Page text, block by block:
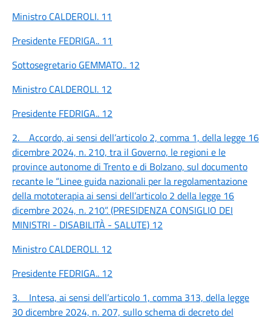
Ministro CALDEROLI. 11
Presidente FEDRIGA.. 11
Sottosegretario GEMMATO.. 12
Ministro CALDEROLI. 12
Presidente FEDRIGA.. 12
2. Accordo, ai sensi dell’articolo 2, comma 1, della legge 16
dicembre 2024, n. 210, tra il Governo, le regioni e le
province autonome di Trento e di Bolzano, sul documento
recante le “Linee guida nazionali per la regolamentazione
della mototerapia ai sensi dell’articolo 2 della legge 16
dicembre 2024, n. 210”. (PRESIDENZA CONSIGLIO DEI
MINISTRI - DISABILITÀ - SALUTE) 12
Ministro CALDEROLI. 12
Presidente FEDRIGA.. 12
3. Intesa, ai sensi dell’articolo 1, comma 313, della legge
30 dicembre 2024, n. 207, sullo schema di decreto del